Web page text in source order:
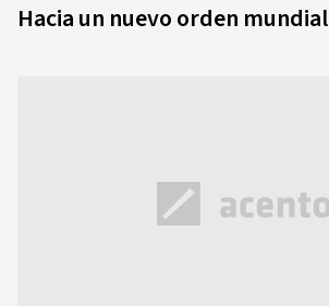
Hacia un nuevo orden mundial